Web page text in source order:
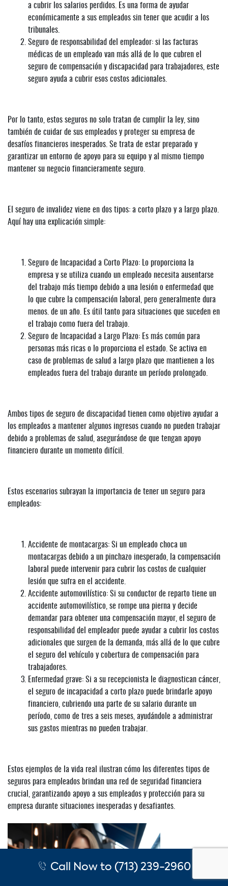
a cubrir los salarios perdidos. Es una forma de ayudar
económicamente a sus empleados sin tener que acudir a los
tribunales.
Seguro de responsabilidad del empleador: si las facturas
médicas de un empleado van más allá de lo que cubren el
seguro de compensación y discapacidad para trabajadores, este
seguro ayuda a cubrir esos costos adicionales.
Por lo tanto, estos seguros no solo tratan de cumplir la ley, sino
también de cuidar de sus empleados y proteger su empresa de
desafíos financieros inesperados. Se trata de estar preparado y
garantizar un entorno de apoyo para su equipo y al mismo tiempo
mantener su negocio financieramente seguro.
El seguro de invalidez viene en dos tipos: a corto plazo y a largo plazo.
Aquí hay una explicación simple:
Seguro de Incapacidad a Corto Plazo: Lo proporciona la
empresa y se utiliza cuando un empleado necesita ausentarse
del trabajo más tiempo debido a una lesión o enfermedad que
lo que cubre la compensación laboral, pero generalmente dura
menos. de un año. Es útil tanto para situaciones que suceden en
el trabajo como fuera del trabajo.
Seguro de Incapacidad a Largo Plazo: Es más común para
personas más ricas o lo proporciona el estado. Se activa en
caso de problemas de salud a largo plazo que mantienen a los
empleados fuera del trabajo durante un período prolongado.
Ambos tipos de seguro de discapacidad tienen como objetivo ayudar a
los empleados a mantener algunos ingresos cuando no pueden trabajar
debido a problemas de salud, asegurándose de que tengan apoyo
financiero durante un momento difícil.
Estos escenarios subrayan la importancia de tener un seguro para
empleados:
Accidente de montacargas: Si un empleado choca un
montacargas debido a un pinchazo inesperado, la compensación
laboral puede intervenir para cubrir los costos de cualquier
lesión que sufra en el accidente.
Accidente automovilístico: Si su conductor de reparto tiene un
accidente automovilístico, se rompe una pierna y decide
demandar para obtener una compensación mayor, el seguro de
responsabilidad del empleador puede ayudar a cubrir los costos
adicionales que surgen de la demanda, más allá de lo que cubre
el seguro del vehículo y cobertura de compensación para
trabajadores.
Enfermedad grave: Si a su recepcionista le diagnostican cáncer,
el seguro de incapacidad a corto plazo puede brindarle apoyo
financiero, cubriendo una parte de su salario durante un
período, como de tres a seis meses, ayudándole a administrar
sus gastos mientras no pueden trabajar.
Estos ejemplos de la vida real ilustran cómo los diferentes tipos de
seguros para empleados brindan una red de seguridad financiera
crucial, garantizando apoyo a sus empleados y protección para su
empresa durante situaciones inesperadas y desafiantes.
Call Now to (713) 239-2960